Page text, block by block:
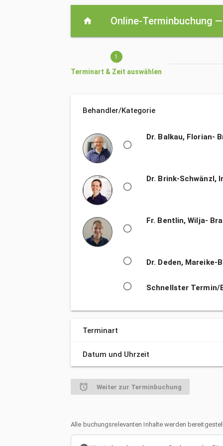
Aktueller Schritt: Terminart & Zeit auswählen
home Online-Terminbuchung
1
Terminart & Zeit auswählen
Behandler/Kategorie
radio_button_unchecked
Dr. Balkau, Florian-
radio_button_unchecked
Dr. Brink-Schwänzl,
radio_button_unchecked
Fr. Bentlin, Wilja-
radio_button_unchecked Dr. Deden, Mareike-B
radio_button_unchecked Schnellster Termin/
Terminart
Datum und Uhrzeit
alarm Weiter zur Terminbuchung
Alle buchungsrelevanten Inhalte werden